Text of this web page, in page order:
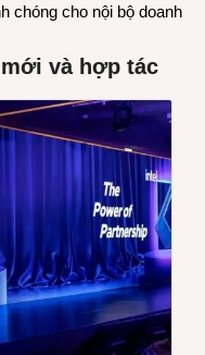
chóng cho nội bộ doanh
và hợp tác